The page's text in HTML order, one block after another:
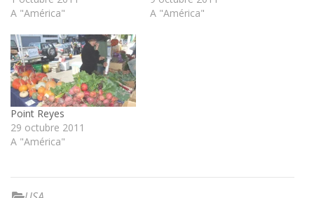
A "América"
A "América"
Point Reyes
29 octubre 2011
A "América"